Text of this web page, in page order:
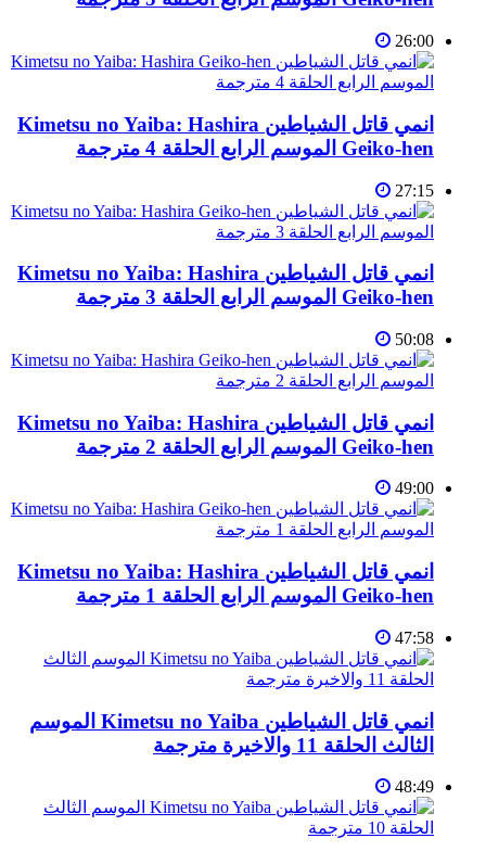
26:00
انمي قاتل الشياطين Kimetsu no Yaiba: Hashira
Geiko-hen الموسم الرابع الحلقة 4 مترجمة
27:15
انمي قاتل الشياطين Kimetsu no Yaiba: Hashira
Geiko-hen الموسم الرابع الحلقة 3 مترجمة
50:08
انمي قاتل الشياطين Kimetsu no Yaiba: Hashira
Geiko-hen الموسم الرابع الحلقة 2 مترجمة
49:00
انمي قاتل الشياطين Kimetsu no Yaiba: Hashira
Geiko-hen الموسم الرابع الحلقة 1 مترجمة
47:58
انمي قاتل الشياطين Kimetsu no Yaiba الموسم
الثالث الحلقة 11 والاخيرة مترجمة
48:49